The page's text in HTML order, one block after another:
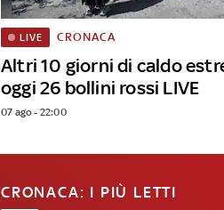
Altri 10 giorni di caldo
oggi 26 bollini rossi LIVE
LIVE CRONACA
07 ago - 22:00
CRONACA: I PIÙ LETTI